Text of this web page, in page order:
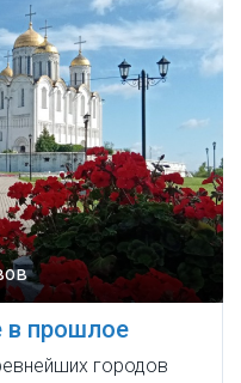
в прошлое
городов